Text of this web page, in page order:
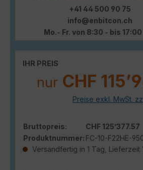
+41 44 500 90 75
info@enbitcon.ch
Mo.- Fr. von 8:30 - bis 17:00
IHR PREIS
nur CHF
Preise exkl. MwSt.
Bruttopreis:
CHF 125’377.57
Produktnummer: FC-10-F22HE-
Versandfertig in 1 Tag, Lieferzeit